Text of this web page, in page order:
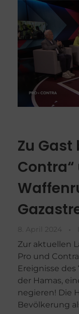
Zu Gast
8. April 2024
Zur aktuellen
Pro und
Ereignisse des
der Hamas,
negieren! Die
Bevölkerung